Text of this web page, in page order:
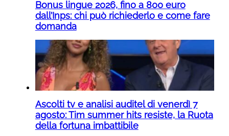
Bonus lingue 2026, fino a 800 euro
dall’Inps: chi può richiederlo e come fare
domanda
Ascolti tv e analisi auditel di venerdì 7
agosto: Tim summer hits resiste, la Ruota
della fortuna imbattibile